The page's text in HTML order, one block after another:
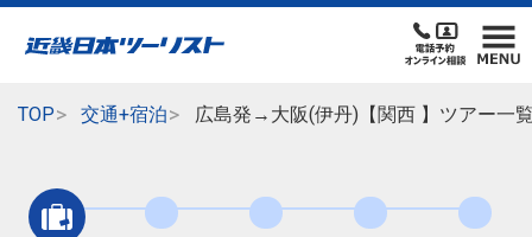
TOP 交通+宿泊 広島発→大阪(伊丹)【関西 】ツアー一